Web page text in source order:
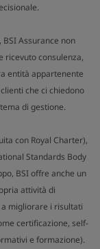
Assurance non
ricevuto consulenza,
entità appartenente
che ci chiedono
di gestione.
con Royal Charter),
Standards Body
BSI offre anche un
attività di
migliorare i risultati
certificazione, self-
e formazione).